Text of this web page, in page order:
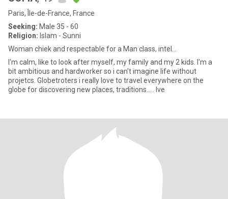
Paris, Île-de-France, France
Seeking: Male 35 - 60
Religion: Islam - Sunni
Woman chiek and respectable for a Man class, intel...
I'm calm, like to look after myself, my family and my 2 kids. I'm a
bit ambitious and hardworker so i can't imagine life without
projetcs. Globetroters i really love to travel everywhere on the
globe for discovering new places, traditions..... Ive